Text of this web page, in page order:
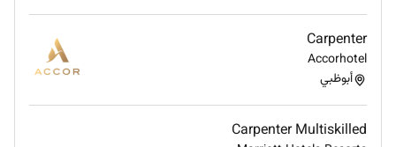
Carpenter
Accorhotel
أبوظبي
Carpenter Multiskilled